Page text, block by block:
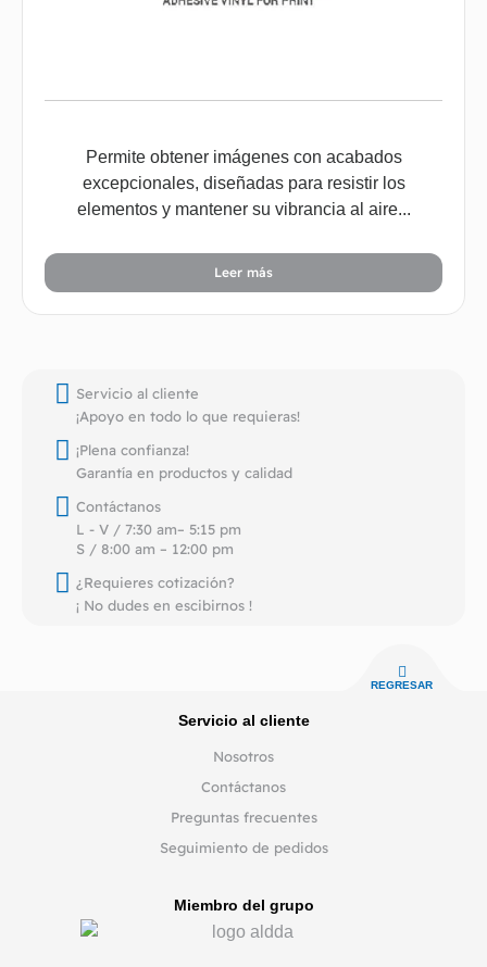
Permite obtener imágenes con acabados
excepcionales, diseñadas para resistir los
elementos y mantener su vibrancia al aire...
Leer más
Servicio al cliente
¡Apoyo en todo lo que requieras!
¡Plena confianza!
Garantía en productos y calidad
Contáctanos
L - V / 7:30 am– 5:15 pm
S / 8:00 am – 12:00 pm
¿Requieres cotización?
¡ No dudes en escibirnos !
REGRESAR
Servicio al cliente
Nosotros
Contáctanos
Preguntas frecuentes
Seguimiento de pedidos
Miembro del grupo